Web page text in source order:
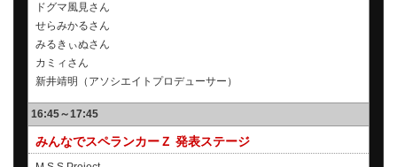
ドグマ風見さん
せらみかるさん
みるきぃぬさん
カミィさん
新井靖明（アソシエイトプロデューサー）
16:45～17:45
みんなでスペランカーＺ 発表ステージ